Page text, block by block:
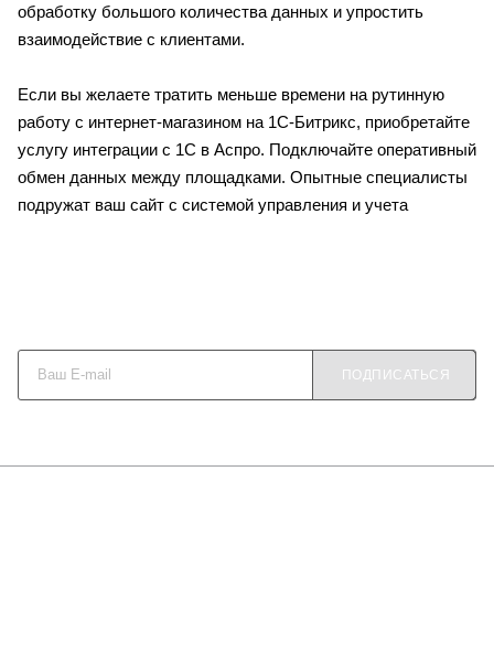
обработку большого количества данных и упростить
взаимодействие с клиентами.
Если вы желаете тратить меньше времени на рутинную
работу с интернет-магазином на 1С-Битрикс, приобретайте
услугу интеграции с 1С в Аспро. Подключайте оперативный
обмен данных между площадками. Опытные специалисты
подружат ваш сайт с системой управления и учета
ПОДПИСАТЬСЯ